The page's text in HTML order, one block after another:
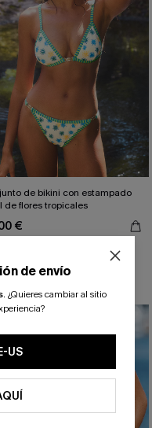
de bikini con estampado
de flores tropicales
€
de envío
. ¿Quieres cambiar al sitio
US mínima